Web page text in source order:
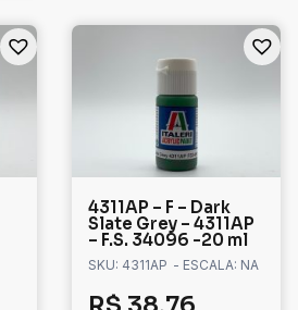
4311AP – F – Dark
Slate Grey – 4311AP
– F.S. 34096 -20 ml
SKU: 4311AP - ESCALA: NA